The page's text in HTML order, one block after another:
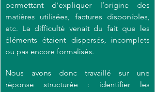
permettant d’expliquer l’origine des
matières utilisées, factures disponibles,
etc. La difficulté venait du fait que les
éléments étaient dispersés, incomplets
ou pas encore formalisés.
Nous avons donc travaillé sur une
réponse structurée : identifier les